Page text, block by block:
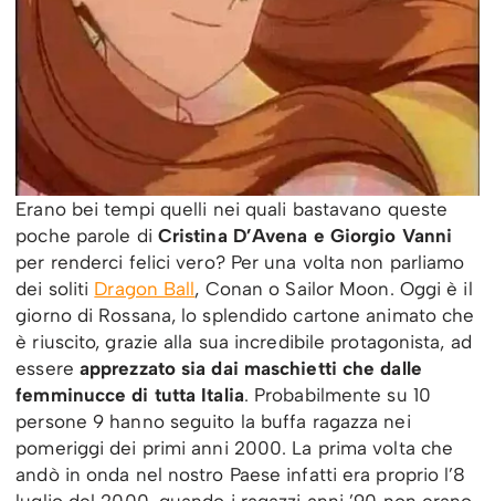
Erano bei tempi quelli nei quali bastavano queste
poche parole di Cristina D’Avena e Giorgio Vanni
per renderci felici vero? Per una volta non parliamo
dei soliti Dragon Ball, Conan o Sailor Moon. Oggi è il
giorno di Rossana, lo splendido cartone animato che
è riuscito, grazie alla sua incredibile protagonista, ad
essere apprezzato sia dai maschietti che dalle
femminucce di tutta Italia. Probabilmente su 10
persone 9 hanno seguito la buffa ragazza nei
pomeriggi dei primi anni 2000. La prima volta che
andò in onda nel nostro Paese infatti era proprio l’8